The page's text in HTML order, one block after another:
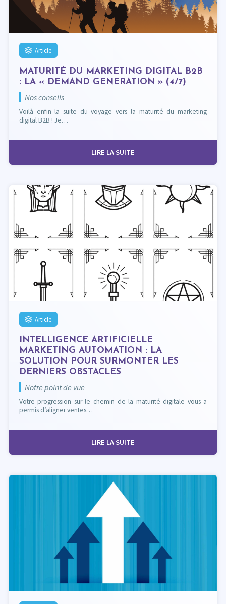
Article
MATURITÉ DU MARKETING DIGITAL B2B
: LA « DEMAND GENERATION » (4/7)
Nos conseils
Voilà enfin la suite du voyage vers la maturité du marketing
digital B2B ! Je…
LIRE LA SUITE
Article
INTELLIGENCE ARTIFICIELLE
MARKETING AUTOMATION : LA
SOLUTION POUR SURMONTER LES
DERNIERS OBSTACLES
Notre point de vue
Votre progression sur le chemin de la maturité digitale vous a
permis d’aligner ventes…
LIRE LA SUITE